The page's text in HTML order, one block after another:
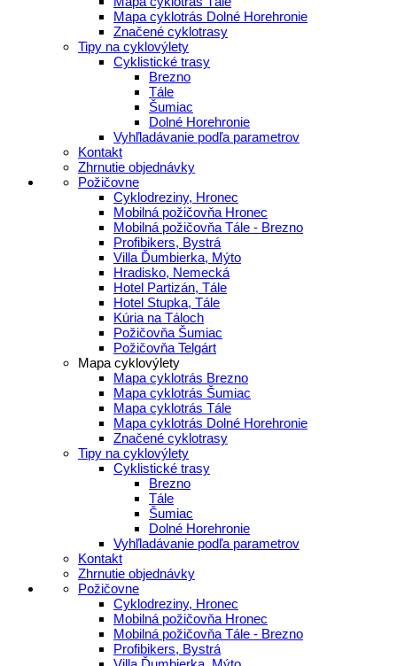
Mapa cyklotrás Dolné Horehronie
Značené cyklotrasy
Tipy na cyklovýlety
Cyklistické trasy
Brezno
Tále
Šumiac
Dolné Horehronie
Vyhľladávanie podľa parametrov
Kontakt
Zhrnutie objednávky
Požičovne
Cyklodreziny, Hronec
Mobilná požičovňa Hronec
Mobilná požičovňa Tále - Brezno
Profibikers, Bystrá
Villa Ďumbierka, Mýto
Hradisko, Nemecká
Hotel Partizán, Tále
Hotel Stupka, Tále
Kúria na Táloch
Požičovňa Šumiac
Požičovňa Telgárt
Mapa cyklovýlety
Mapa cyklotrás Brezno
Mapa cyklotrás Šumiac
Mapa cyklotrás Tále
Mapa cyklotrás Dolné Horehronie
Značené cyklotrasy
Tipy na cyklovýlety
Cyklistické trasy
Brezno
Tále
Šumiac
Dolné Horehronie
Vyhľladávanie podľa parametrov
Kontakt
Zhrnutie objednávky
Požičovne
Cyklodreziny, Hronec
Mobilná požičovňa Hronec
Mobilná požičovňa Tále - Brezno
Profibikers, Bystrá